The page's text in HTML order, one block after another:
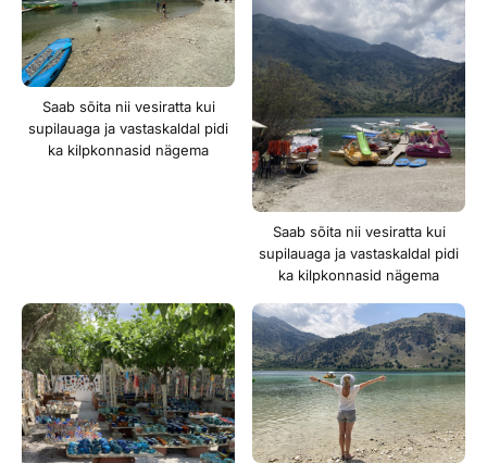
Saab sõita nii vesiratta kui
supilauaga ja vastaskaldal pidi
ka kilpkonnasid nägema
Saab sõita nii vesiratta kui
supilauaga ja vastaskaldal pidi
ka kilpkonnasid nägema